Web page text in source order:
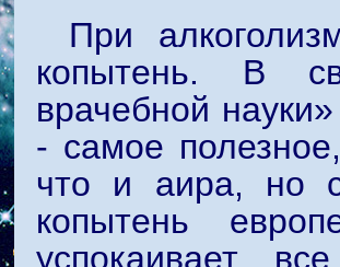
При
копытень. В
врачебной
- самое
что и аира, но
копытень
успокаивает